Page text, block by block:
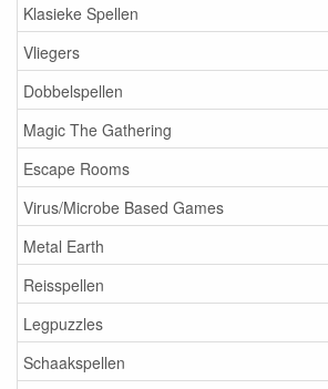
Klasieke Spellen
Vliegers
Dobbelspellen
Magic The Gathering
Escape Rooms
Virus/Microbe Based Games
Metal Earth
Reisspellen
Legpuzzles
Schaakspellen